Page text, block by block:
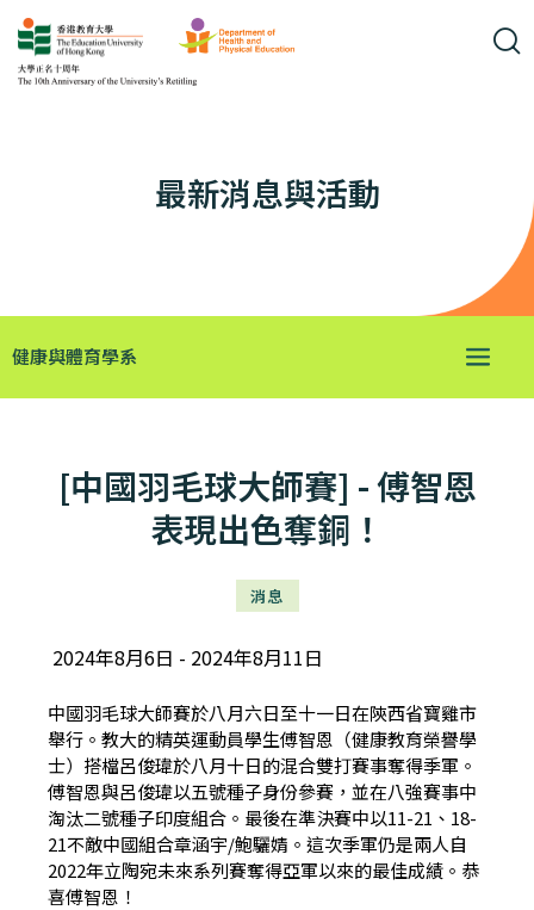
最新消息與活動
健康與體育學系
[中國羽毛球大師賽] - 傅智恩
表現出色奪銅！
消息
2024年8月6日 2024年8月11日
中國羽毛球大師賽於八月六日至十一日在陝西省寶雞市
舉行。教大的精英運動員學生傅智恩（健康教育榮譽學
士）搭檔呂俊瑋於八月十日的混合雙打賽事奪得季軍。
傅智恩與呂俊瑋以五號種子身份參賽，並在八強賽事中
淘汰二號種子印度組合。最後在準決賽中以11-21、18-
21不敵中國組合章涵宇/鮑驪婧。這次季軍仍是兩人自
2022年立陶宛未來系列賽奪得亞軍以來的最佳成績。恭
喜傅智恩！